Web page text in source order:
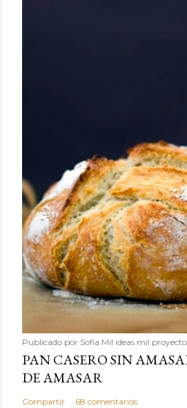
Publicado por Sofía Mil ideas mil
PAN CASERO SIN
DE AMASAR
Compartir 68 comentarios